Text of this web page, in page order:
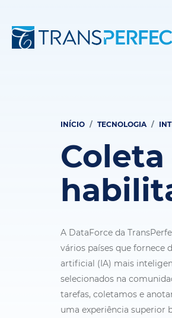
Trilha
de
navegação
INÍCIO TECNOLOGIA
A DataForce da
vários países que fornece
artificial (IA) mais
selecionados na
tarefas, coletamos e
uma experiência superior